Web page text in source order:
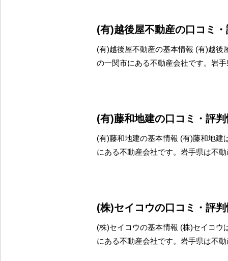
(有)越後屋不動産の口コミ
(有)越後屋不動産の基本情報 (有)越後
の一関市にある不動産会社です。岩
(有)藤和地建の口コミ・評
(有)藤和地建の基本情報 (有)藤和地建
にある不動産会社です。岩手県は不
(株)セイコウの口コミ・評
(株)セイコウの基本情報 (株)セイコウ
にある不動産会社です。岩手県は不